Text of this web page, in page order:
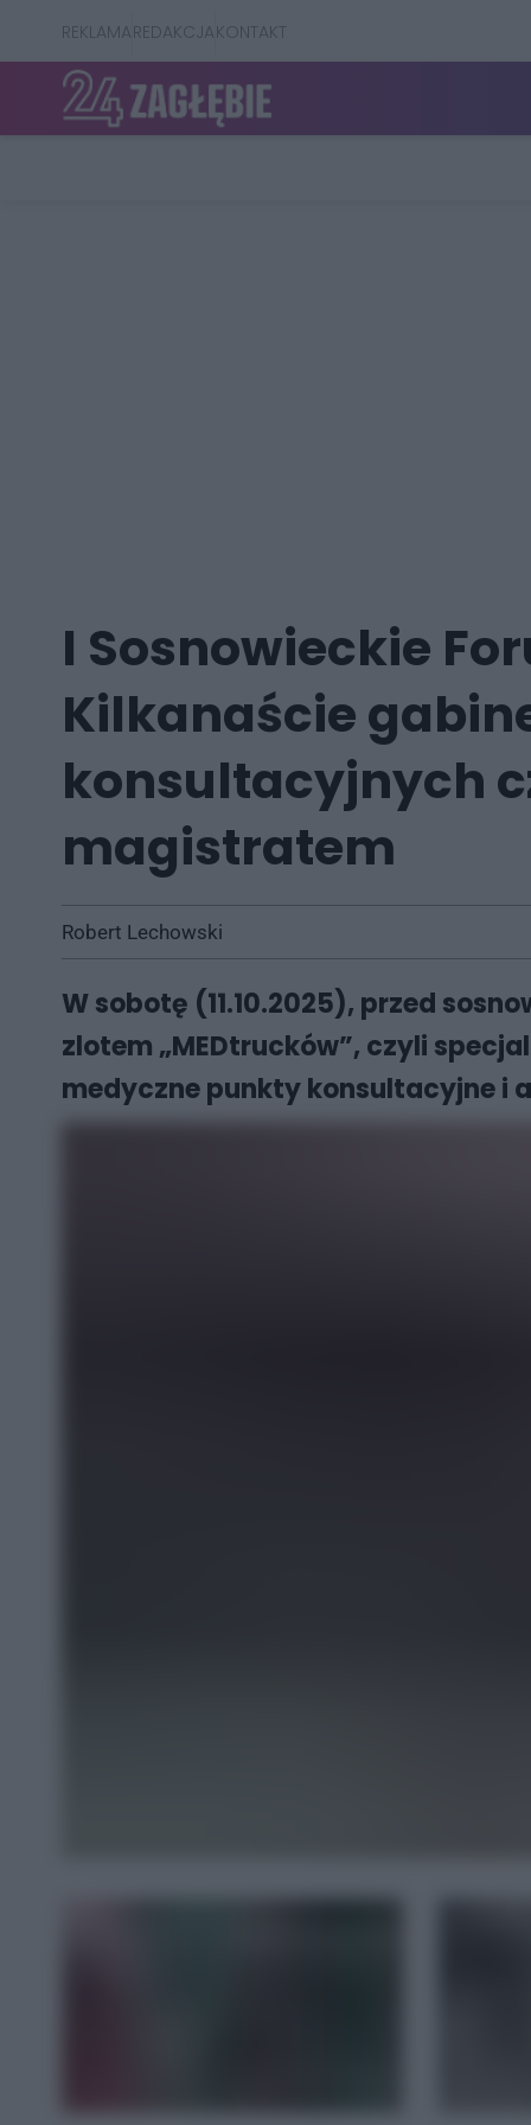
REKLAMAREDAKCJAKONTAKT
I Sosnowieckie
Kilkanaście
konsultacyjnych
magistratem
Robert Lechowski
W sobotę (11.10.2025), przed
zlotem „MEDtrucków”, czyli
medyczne punkty konsultacyjne i